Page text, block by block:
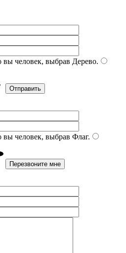
вы человек, выбрав Дерево.
вы человек, выбрав Флаг.